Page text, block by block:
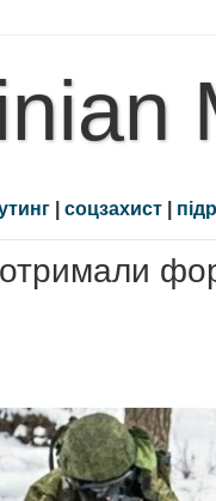
| соцзахист |
отримали